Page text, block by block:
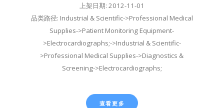
上架日期: 2012-11-01
品类路径: Industrial & Scientific->Professional Medical
Supplies->Patient Monitoring Equipment-
>Electrocardiographs;->Industrial & Scientific-
>Professional Medical Supplies->Diagnostics &
Screening->Electrocardiographs;
查看更多